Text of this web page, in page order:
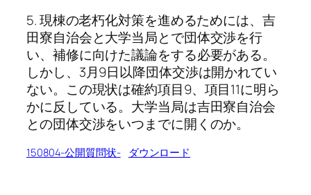
5. 現棟の老朽化対策を進めるためには、吉
田寮自治会と大学当局とで団体交渉を行
い、補修に向けた議論をする必要がある。
しかし、3月9日以降団体交渉は開かれてい
ない。この現状は確約項目9、項目11に明ら
かに反している。大学当局は吉田寮自治会
との団体交渉をいつまでに開くのか。
150804-公開質問状- ダウンロード